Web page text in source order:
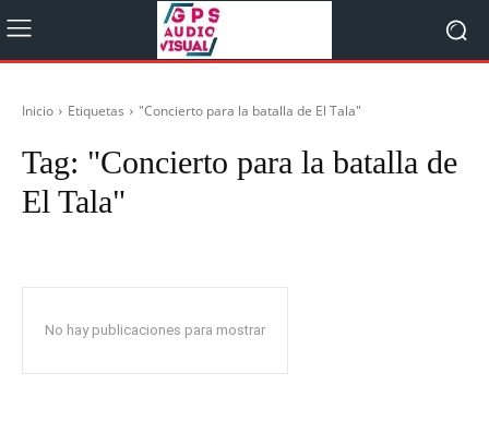
Inicio Etiquetas "Concierto para la batalla de El Tala"
Tag: "Concierto para la batalla de
El Tala"
No hay publicaciones para mostrar